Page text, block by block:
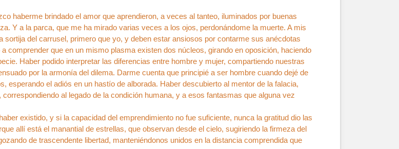
haberme brindado el amor que aprendieron, a veces al tanteo, iluminados por buenas
Y a la parca, que me ha mirado varias veces a los ojos, perdonándome la muerte. A mis
sortija del carrusel, primero que yo, y deben estar ansiosos por contarme sus anécdotas
comprender que en un mismo plasma existen dos núcleos, girando en oposición, haciendo
Haber podido interpretar las diferencias entre hombre y mujer, compartiendo nuestras
por la armonía del dilema. Darme cuenta que principié a ser hombre cuando dejé de
esperando el adiós en un hastío de alborada. Haber descubierto al mentor de la falacia,
al legado de la condición humana, y a esos fantasmas que alguna vez
existido, y si la capacidad del emprendimiento no fue suficiente, nunca la gratitud dio las
allí está el manantial de estrellas, que observan desde el cielo, sugiriendo la firmeza del
de trascendente libertad, manteniéndonos unidos en la distancia comprendida que